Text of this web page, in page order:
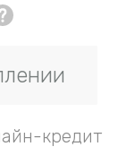
кредит